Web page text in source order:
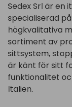
Sedex Srl är en
specialiserad
högkvalitativa
sortiment av
sittsystem,
är känt för sitt
funktionalitet
Italien.